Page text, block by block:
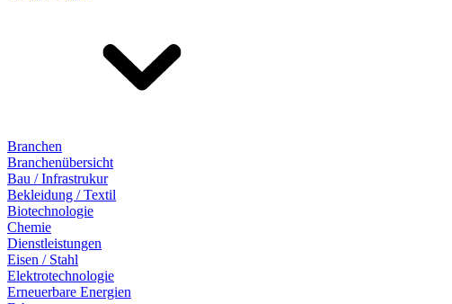
Branchen
Branchenübersicht
Bau / Infrastrukur
Bekleidung / Textil
Biotechnologie
Chemie
Dienstleistungen
Eisen / Stahl
Elektrotechnologie
Erneuerbare Energien